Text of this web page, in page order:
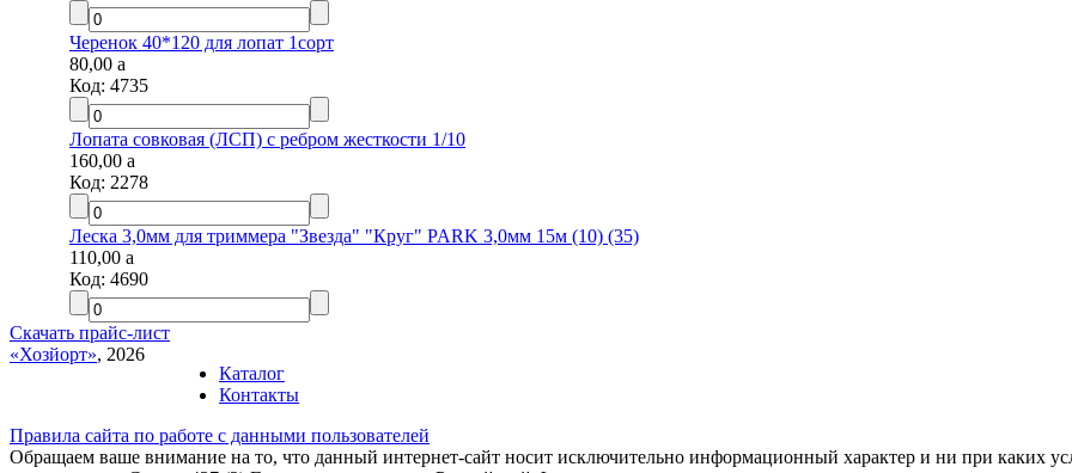
Черенок 40*120 для лопат 1сорт
80,00 a
Код: 4735
Лопата совковая (ЛСП) с ребром жесткости 1/10
160,00 a
Код: 2278
Леска 3,0мм для триммера "Звезда" "Круг" PARK 3,0мм 15м (10) (35)
110,00 a
Код: 4690
Скачать прайс-лист
«Хозйорт», 2026
Каталог
Контакты
Правила сайта по работе с данными пользователей
Обращаем ваше внимание на то, что данный интернет-сайт носит исключительно информационный характер и ни при каких